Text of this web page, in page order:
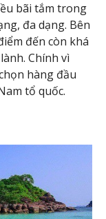
bãi tắm trong
đa dạng. Bên
đến còn khá
Chính vì
hàng đầu
tổ quốc.